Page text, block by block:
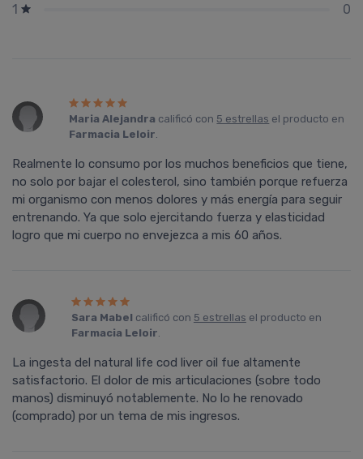
1
0
Maria Alejandra calificó con 5 estrellas el producto en
Farmacia Leloir.
Realmente lo consumo por los muchos beneficios que tiene,
no solo por bajar el colesterol, sino también porque refuerza
mi organismo con menos dolores y más energía para seguir
entrenando. Ya que solo ejercitando fuerza y elasticidad
logro que mi cuerpo no envejezca a mis 60 años.
Sara Mabel calificó con 5 estrellas el producto en
Farmacia Leloir.
La ingesta del natural life cod liver oil fue altamente
satisfactorio. El dolor de mis articulaciones (sobre todo
manos) disminuyó notablemente. No lo he renovado
(comprado) por un tema de mis ingresos.